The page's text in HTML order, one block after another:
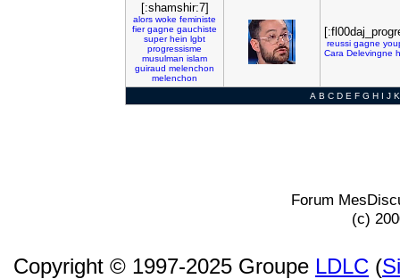
[:shamshir:7]
alors woke feministe
fier gagne gauchiste
super hein lgbt
progressisme
musulman islam
guiraud melenchon
melenchon
reussi gagne
Cara Delevingne
A B C D E F G H I J K
Forum
(c)
Copyright © 1997-2025 Groupe LDLC (